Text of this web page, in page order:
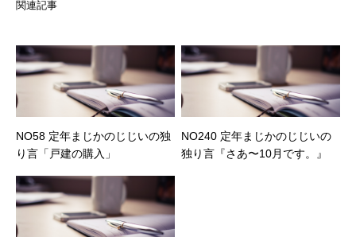
関連記事
NO58 定年まじかのじじいの独
り言「戸建の購入」
NO240 定年まじかのじじいの
独り言『さあ〜10月です。』